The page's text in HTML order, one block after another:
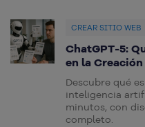
CREAR SITIO WEB
ChatGPT-5:
en la
Descubre qué
inteligencia
minutos, con
completo.